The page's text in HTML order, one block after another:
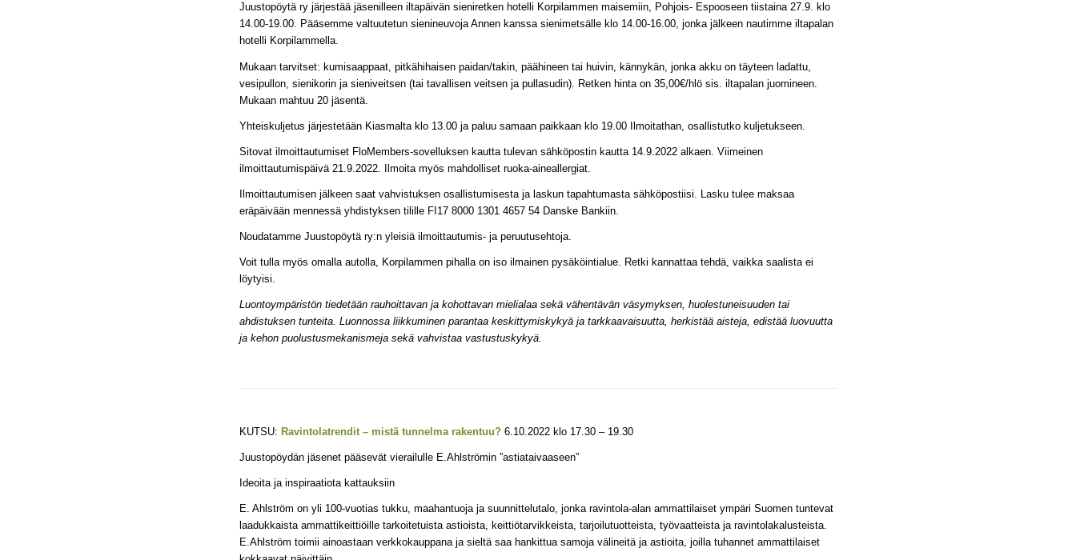
Juustopöytä ry järjestää jäsenilleen iltapäivän sieniretken hotelli Korpilammen maisemiin, Pohjois- Espooseen tiistaina 27.9. klo
14.00-19.00. Pääsemme valtuutetun sienineuvoja Annen kanssa sienimetsälle klo 14.00-16.00, jonka jälkeen nautimme iltapalan
hotelli Korpilammella.
Mukaan tarvitset: kumisaappaat, pitkähihaisen paidan/takin, päähineen tai huivin, kännykän, jonka akku on täyteen ladattu,
vesipullon, sienikorin ja sieniveitsen (tai tavallisen veitsen ja pullasudin). Retken hinta on 35,00€/hlö sis. iltapalan juomineen.
Mukaan mahtuu 20 jäsentä.
Yhteiskuljetus järjestetään Kiasmalta klo 13.00 ja paluu samaan paikkaan klo 19.00 Ilmoitathan, osallistutko kuljetukseen.
Sitovat ilmoittautumiset FloMembers-sovelluksen kautta tulevan sähköpostin kautta 14.9.2022 alkaen. Viimeinen
ilmoittautumispäivä 21.9.2022. Ilmoita myös mahdolliset ruoka-aineallergiat.
Ilmoittautumisen jälkeen saat vahvistuksen osallistumisesta ja laskun tapahtumasta sähköpostiisi. Lasku tulee maksaa
eräpäivään mennessä yhdistyksen tilille FI17 8000 1301 4657 54 Danske Bankiin.
Noudatamme Juustopöytä ry:n yleisiä ilmoittautumis- ja peruutusehtoja.
Voit tulla myös omalla autolla, Korpilammen pihalla on iso ilmainen pysäköintialue. Retki kannattaa tehdä, vaikka saalista ei
löytyisi.
Luontoympäristön tiedetään rauhoittavan ja kohottavan mielialaa sekä vähentävän väsymyksen, huolestuneisuuden tai
ahdistuksen tunteita. Luonnossa liikkuminen parantaa keskittymiskykyä ja tarkkaavaisuutta, herkistää aisteja, edistää luovuutta
ja kehon puolustusmekanismeja sekä vahvistaa vastustuskykyä.
KUTSU: Ravintolatrendit – mistä tunnelma rakentuu? 6.10.2022 klo 17.30 – 19.30
Juustopöydän jäsenet pääsevät vierailulle E.Ahlströmin ”astiataivaaseen”
Ideoita ja inspiraatiota kattauksiin
E. Ahlström on yli 100-vuotias tukku, maahantuoja ja suunnittelutalo, jonka ravintola-alan ammattilaiset ympäri Suomen tuntevat
laadukkaista ammattikeittiöille tarkoitetuista astioista, keittiötarvikkeista, tarjoilutuotteista, työvaatteista ja ravintolakalusteista.
E.Ahlström toimii ainoastaan verkkokauppana ja sieltä saa hankittua samoja välineitä ja astioita, joilla tuhannet ammattilaiset